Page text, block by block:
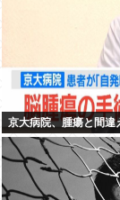
京大病院、腫瘍と間違